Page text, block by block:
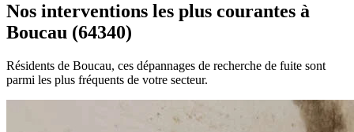
Nos interventions les plus courantes à
Boucau (64340)
Résidents de Boucau, ces dépannages de recherche de fuite sont
parmi les plus fréquents de votre secteur.